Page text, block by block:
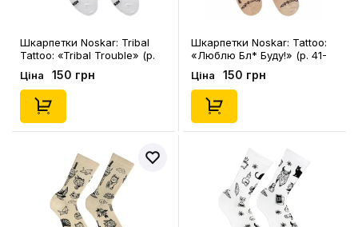
Шкарпетки Noskar: Tribal
Tattoo: «Tribal Trouble» (р.
41-46), (91647)
Ціна 150 грн
Шкарпетки Noskar: Tattoo:
«Люблю Бл* Буду!» (р. 41-
46), (91489)
Ціна 150 грн